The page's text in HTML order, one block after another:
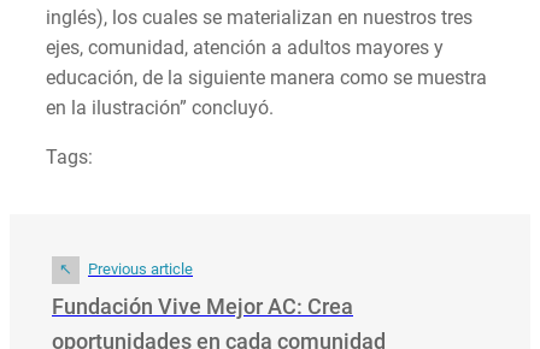
inglés), los cuales se materializan en nuestros tres
ejes, comunidad, atención a adultos mayores y
educación, de la siguiente manera como se muestra
en la ilustración” concluyó.
Tags:
Previous article
Fundación Vive Mejor AC: Crea
oportunidades en cada comunidad